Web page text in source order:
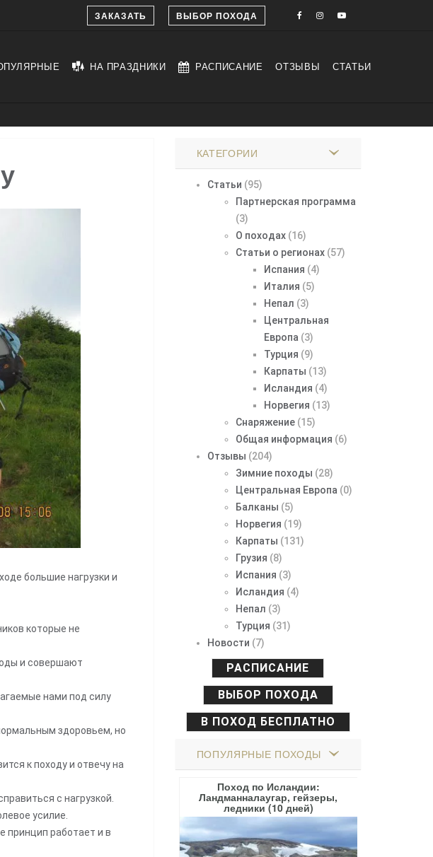
ЗАКАЗАТЬ ВЫБОР ПОХОДА
НА ПРАЗДНИКИ РАСПИСАНИЕ ОТЗЫВЫ СТАТЬИ
большие нагрузки и
которые не
и совершают
нами под силу
здоровьем, но
к походу и отвечу на
с нагрузкой.
усилие.
принцип работает и в
КАТЕГОРИИ
Статьи (95)
Партнерская программа
(3)
О походах(16)
Статьи о регионах(57)
Испания (4)
Италия (5)
Непал (3)
Центральная
Европа (3)
Турция (9)
Карпаты (13)
Исландия (4)
Норвегия (13)
Снаряжение(15)
Общая информация (6)
Отзывы (204)
Зимние походы (28)
Центральная Европа (0)
Балканы (5)
Норвегия (19)
Карпаты (131)
Грузия (8)
Испания (3)
Исландия (4)
Непал (3)
Турция (31)
Новости (7)
РАСПИСАНИЕ
ВЫБОР ПОХОДА
В ПОХОД БЕСПЛАТНО
ПОПУЛЯРНЫЕ ПОХОДЫ
и озера Дурмитора (10 дней)
Поход по Исландии:
Ландманналаугар, гейзеры,
ледники (10 дней)